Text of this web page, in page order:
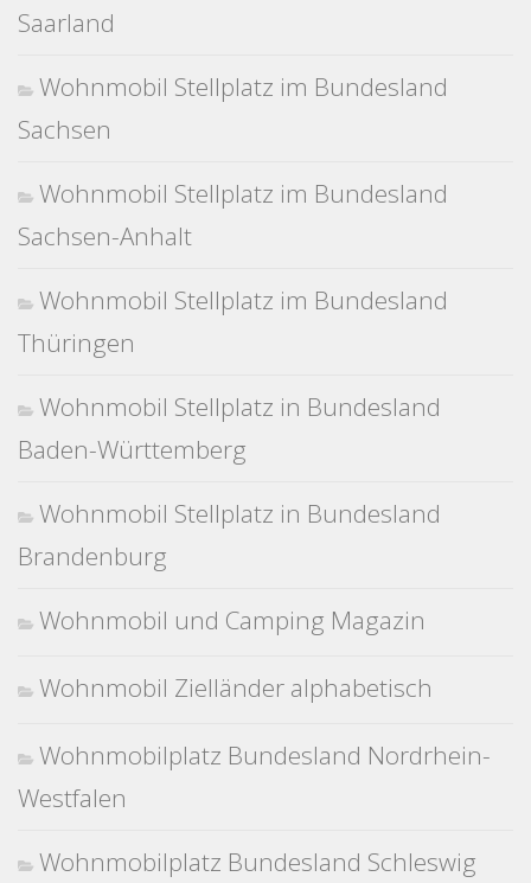
Saarland
Wohnmobil Stellplatz im Bundesland
Sachsen
Wohnmobil Stellplatz im Bundesland
Sachsen-Anhalt
Wohnmobil Stellplatz im Bundesland
Thüringen
Wohnmobil Stellplatz in Bundesland
Baden-Württemberg
Wohnmobil Stellplatz in Bundesland
Brandenburg
Wohnmobil und Camping Magazin
Wohnmobil Zielländer alphabetisch
Wohnmobilplatz Bundesland Nordrhein-
Westfalen
Wohnmobilplatz Bundesland Schleswig